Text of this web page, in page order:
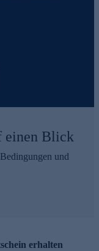
einen Blick
und
erhalten